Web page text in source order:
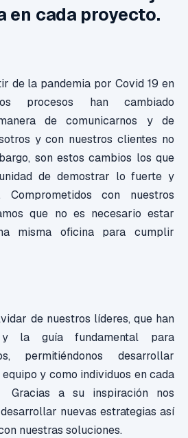
en cada proyecto.
de la pandemia por Covid 19 en
procesos han cambiado
de comunicarnos y de
y con nuestros clientes no
son estos cambios los que
de demostrar lo fuerte y
Comprometidos con nuestros
que no es necesario estar
misma oficina para cumplir
de nuestros líderes, que han
la guía fundamental para
permitiéndonos desarrollar
y como individuos en cada
a su inspiración nos
nuevas estrategias así
nuestras soluciones.